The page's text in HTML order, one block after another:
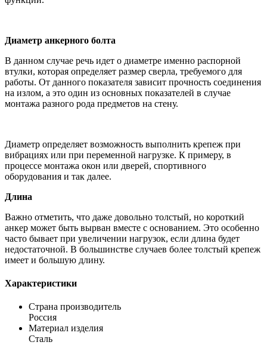
Диаметр анкерного болта
В данном случае речь идет о диаметре именно распорной
втулки, которая определяет размер сверла, требуемого для
работы. От данного показателя зависит прочность соединения
на излом, а это один из основных показателей в случае
монтажа разного рода предметов на стену.
Диаметр определяет возможность выполнить крепеж при
вибрациях или при переменной нагрузке. К примеру, в
процессе монтажа окон или дверей, спортивного
оборудования и так далее.
Длина
Важно отметить, что даже довольно толстый, но короткий
анкер может быть вырван вместе с основанием. Это особенно
часто бывает при увеличении нагрузок, если длина будет
недостаточной. В большинстве случаев более толстый крепеж
имеет и большую длину.
Характеристики
Страна производитель
Россия
Материал изделия
Сталь